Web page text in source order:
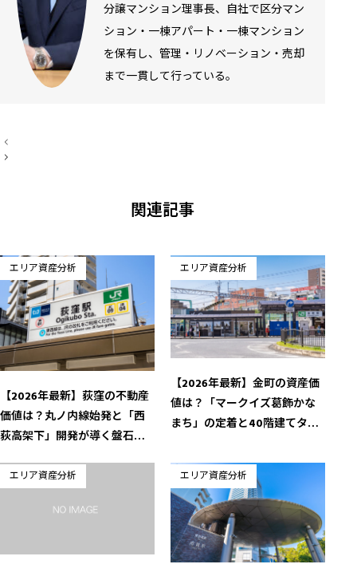
分譲マンション理事長、自社で区分マン
ション・一棟アパート・一棟マンション
を保有し、管理・リノベーション・売却
まで一貫して行っている。
投
稿
関連記事
エリア資産分析
【2026年最新】荻窪の不動産
価値は？丸ノ内線始発と「西
荻高架下」開発が導く盤石の
エリア資産分析
【2026年最新】金町の資産価
値は？「マークイズ葛飾かな
まち」の定着と40階建てタワ
エリア資産分析 エリア資産分析